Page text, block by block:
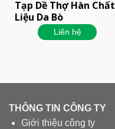
Tạp Dề Thợ Hàn Chất
Liệu Da Bò
Liên hệ
THÔNG TIN CÔNG TY
Giới thiệu công ty